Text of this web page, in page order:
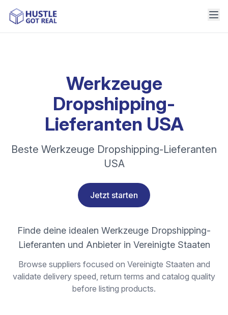
Werkzeuge
Dropshipping-
Lieferanten USA
Beste Werkzeuge Dropshipping-Lieferanten
USA
Jetzt starten
Finde deine idealen Werkzeuge Dropshipping-
Lieferanten und Anbieter in Vereinigte Staaten
Browse suppliers focused on Vereinigte Staaten and
validate delivery speed, return terms and catalog quality
before listing products.